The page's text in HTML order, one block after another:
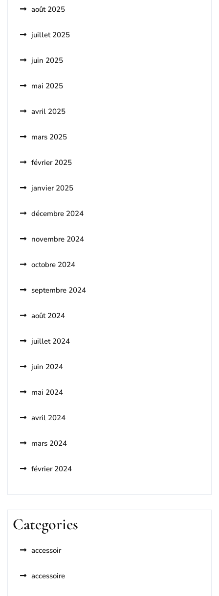
août 2025
juillet 2025
juin 2025
mai 2025
avril 2025
mars 2025
février 2025
janvier 2025
décembre 2024
novembre 2024
octobre 2024
septembre 2024
août 2024
juillet 2024
juin 2024
mai 2024
avril 2024
mars 2024
février 2024
Categories
accessoir
accessoire